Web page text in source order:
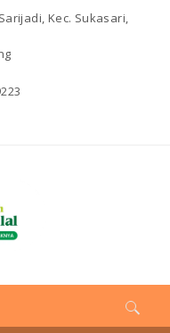
Kec. Sukasari,